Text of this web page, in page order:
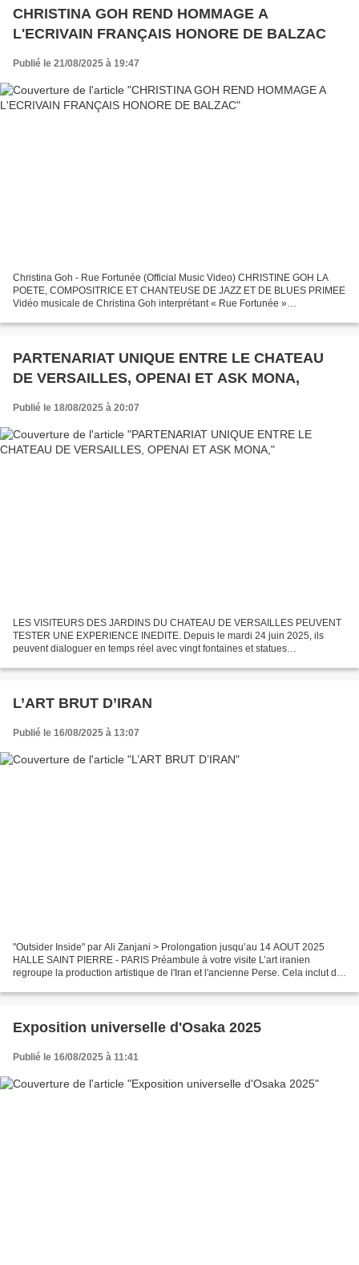
CHRISTINA GOH REND HOMMAGE A
L'ECRIVAIN FRANÇAIS HONORE DE BALZAC
Publié le 21/08/2025 à 19:47
Christina Goh - Rue Fortunée (Official Music Video) CHRISTINE GOH LA
POETE, COMPOSITRICE ET CHANTEUSE DE JAZZ ET DE BLUES PRIMEE
Vidéo musicale de Christina Goh interprétant « Rue Fortunée »
PARTENARIAT UNIQUE ENTRE LE CHATEAU
DE VERSAILLES, OPENAI ET ASK MONA,
Publié le 18/08/2025 à 20:07
LES VISITEURS DES JARDINS DU CHATEAU DE VERSAILLES PEUVENT
TESTER UNE EXPERIENCE INEDITE. Depuis le mardi 24 juin 2025, ils
peuvent dialoguer en temps réel avec vingt fontaines et statues
L’ART BRUT D’IRAN
Publié le 16/08/2025 à 13:07
"Outsider Inside" par Ali Zanjani > Prolongation jusqu’au 14 AOUT 2025
HALLE SAINT PIERRE - PARIS Préambule à votre visite L’art iranien
regroupe la production artistique de l'Iran et l'ancienne Perse. Cela inclut de
Exposition universelle d'Osaka 2025
Publié le 16/08/2025 à 11:41